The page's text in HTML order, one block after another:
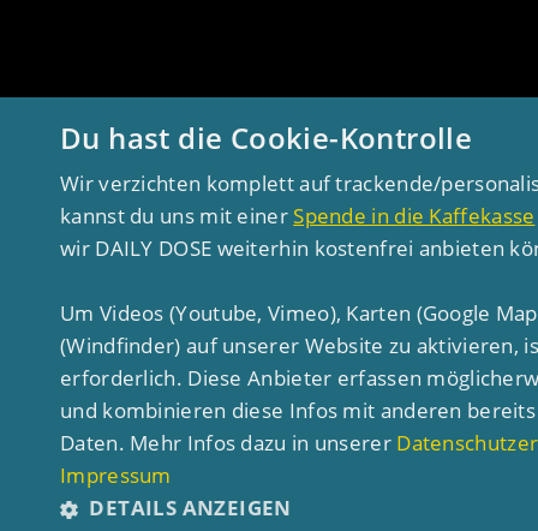
Du hast die Cookie-Kontrolle
Wir verzichten komplett auf trackende/
kannst du uns mit einer Spende in die Kaffekasse
wir DAILY DOSE weiterhin kostenfrei anbieten
Um Videos (Youtube, Vimeo), Karten (Google
(Windfinder) auf unserer Website zu aktivieren,
erforderlich. Diese Anbieter erfassen
und kombinieren diese Infos mit anderen
Daten. Mehr Infos dazu in unserer
Impressum
DETAILS ANZEIGEN